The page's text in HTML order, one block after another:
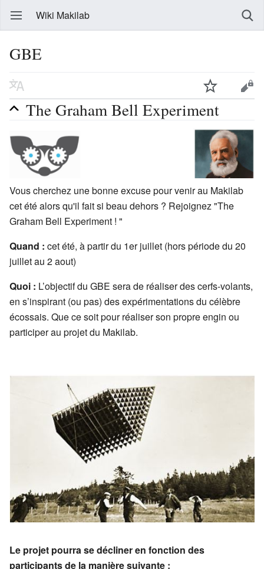
Wiki Makilab
GBE
The Graham Bell Experiment
Vous cherchez une bonne excuse pour venir au Makilab
cet été alors qu'il fait si beau dehors ? Rejoignez "The
Graham Bell Experiment ! "
Quand : cet été, à partir du 1er juillet (hors période du 20
juillet au 2 aout)
Quoi : L’objectif du GBE sera de réaliser des cerfs-volants,
en s’inspirant (ou pas) des expérimentations du célèbre
écossais. Que ce soit pour réaliser son propre engin ou
participer au projet du Makilab.
Le projet pourra se décliner en fonction des
participants de la manière suivante :